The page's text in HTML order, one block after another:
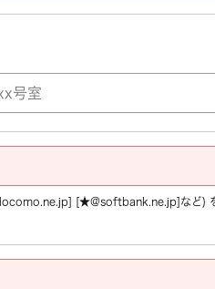
[★@softbank.ne.jp]など) を